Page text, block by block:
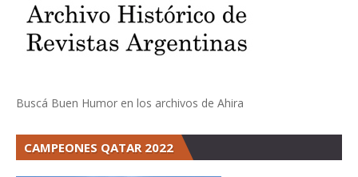
Buscá Buen Humor en los archivos de Ahira
CAMPEONES QATAR 2022